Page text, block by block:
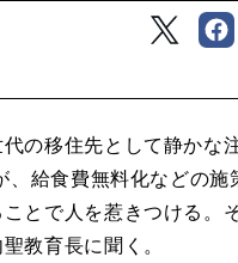
の移住先として静かな
給食費無料化などの施
ことで人を惹きつける。
教育長に聞く。